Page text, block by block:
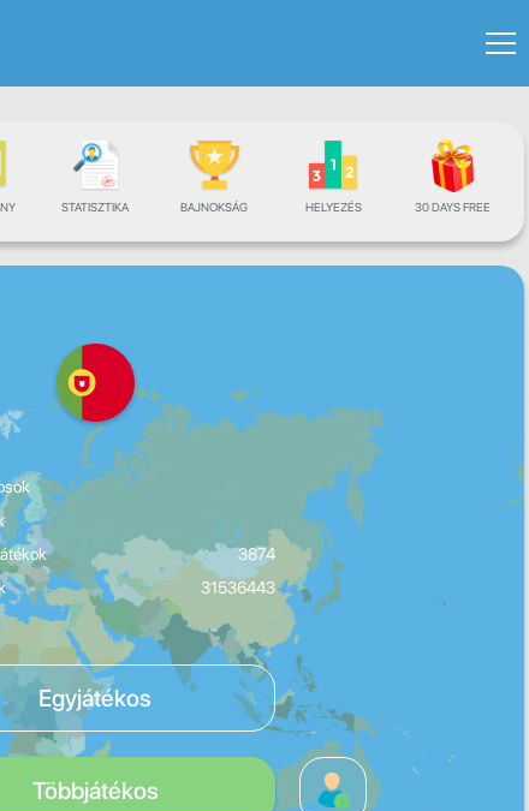
STATISZTIKA BAJNOKSÁG HELYEZÉS 30 DAYS FREE
3874
31536443
Egyjátékos
Többjátékos